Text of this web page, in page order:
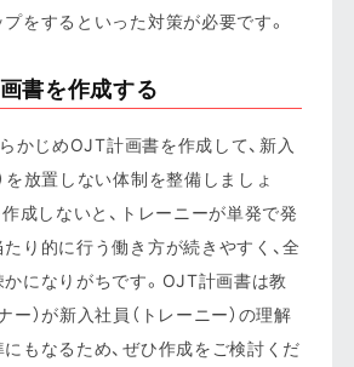
をするといった対策が必要です。
書を作成する
かじめOJT計画書を作成して、新入
を放置しない体制を整備しましょ
成しないと、トレーニーが単発で発
り的に行う働き方が続きやすく、全
になりがちです。OJT計画書は教
ー）が新入社員（トレーニー）の理解
もなるため、ぜひ作成をご検討くだ